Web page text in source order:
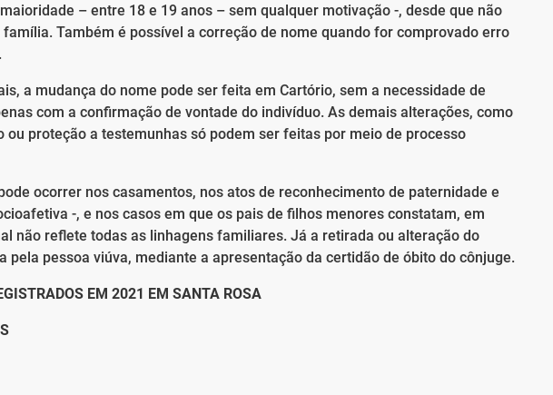
– entre 18 e 19 anos – sem qualquer motivação -, desde que não
Também é possível a correção de nome quando for comprovado erro
a mudança do nome pode ser feita em Cartório, sem a necessidade de
com a confirmação de vontade do indivíduo. As demais alterações, como
ou proteção a testemunhas só podem ser feitas por meio de processo
ocorrer nos casamentos, nos atos de reconhecimento de paternidade e
-, e nos casos em que os pais de filhos menores constatam, em
não reflete todas as linhagens familiares. Já a retirada ou alteração do
pela pessoa viúva, mediante a apresentação da certidão de óbito do cônjuge.
EM 2021 EM SANTA ROSA